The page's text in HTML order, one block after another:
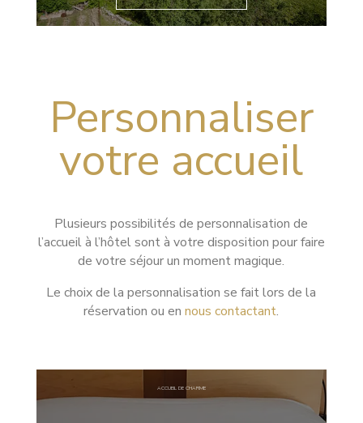
Personnaliser
votre accueil
Plusieurs possibilités de personnalisation de
l’accueil à l’hôtel sont à votre disposition pour faire
de votre séjour un moment magique.
Le choix de la personnalisation se fait lors de la
réservation ou ennous contactant.
ACCUEIL DE CHARME